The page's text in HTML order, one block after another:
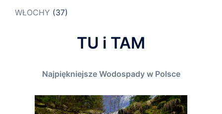
WŁOCHY (37)
TU i TAM
Najpiękniejsze Wodospady w Polsce